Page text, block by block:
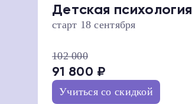
Профессии
Вебинары
Детская психология
старт 18 сентября
102 000
91 800 ₽
Учиться со скидкой